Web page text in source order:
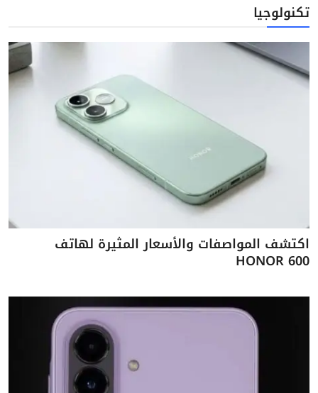
تكنولوجيا
اكتشف المواصفات والأسعار المثيرة لهاتف
HONOR 600